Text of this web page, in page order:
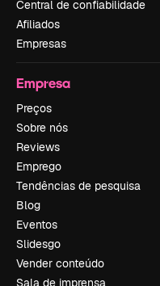
Central de confiabilidade
Afiliados
Empresas
Empresa
Preços
Sobre nós
Reviews
Emprego
Tendências de pesquisa
Blog
Eventos
Slidesgo
Vender conteúdo
Sala de imprensa